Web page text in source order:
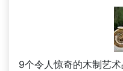
9个令人惊奇的木制艺术